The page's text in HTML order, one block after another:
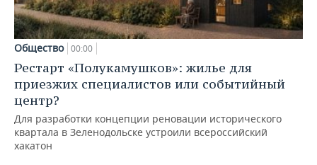
Общество 00:00
Рестарт «Полукамушков»: жилье для
приезжих специалистов или событийный
центр?
Для разработки концепции реновации исторического
квартала в Зеленодольске устроили всероссийский
хакатон